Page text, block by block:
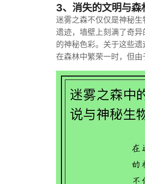
3、消失的文明与森
迷雾之森不仅仅是神秘
遗迹，墙壁上刻满了奇
的神秘色彩。关于这些
在森林中繁荣一时，但由